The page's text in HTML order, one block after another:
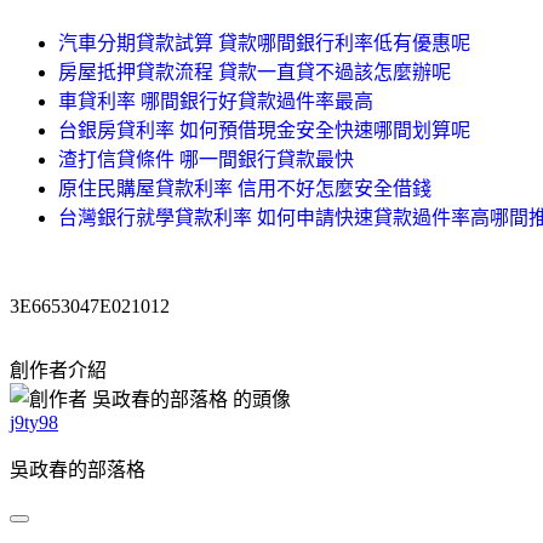
汽車分期貸款試算 貸款哪間銀行利率低有優惠呢
房屋抵押貸款流程 貸款一直貸不過該怎麼辦呢
車貸利率 哪間銀行好貸款過件率最高
台銀房貸利率 如何預借現金安全快速哪間划算呢
渣打信貸條件 哪一間銀行貸款最快
原住民購屋貸款利率 信用不好怎麼安全借錢
台灣銀行就學貸款利率 如何申請快速貸款過件率高哪間
3E6653047E021012
創作者介紹
j9ty98
吳政春的部落格